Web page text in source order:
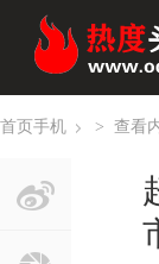
首页 >
手机 查看